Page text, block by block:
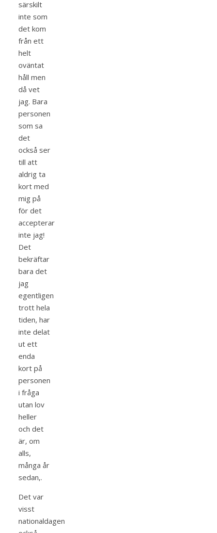
särskilt
inte som
det kom
från ett
helt
oväntat
håll men
då vet
jag. Bara
personen
som sa
det
också ser
till att
aldrig ta
kort med
mig på
för det
accepterar
inte jag!
Det
bekräftar
bara det
jag
egentligen
trott hela
tiden, har
inte delat
ut ett
enda
kort på
personen
i fråga
utan lov
heller
och det
är, om
alls,
många år
sedan,.
Det var
visst
nationaldagen